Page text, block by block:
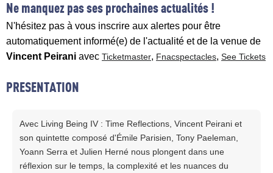
Ne manquez pas ses prochaines actualités !
N'hésitez pas à vous inscrire aux alertes pour être
automatiquement informé(e) de l'actualité et de la venue de
Vincent Peirani avec Ticketmaster, Fnacspectacles, See Tickets
PRESENTATION
Avec Living Being IV : Time Reflections, Vincent Peirani et
son quintette composé d'Émile Parisien, Tony Paeleman,
Yoann Serra et Julien Herné nous plongent dans une
réflexion sur le temps, la complexité et les nuances du